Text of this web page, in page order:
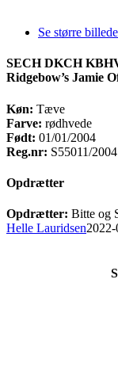
Se større billede
SECH DKCH
Ridgebow’s Jamie
Køn: Tæve
Farve: rødhvede
Født: 01/01/2004
Reg.nr: S55011/2004
Opdrætter
Opdrætter: Bitte og
Helle Lauridsen